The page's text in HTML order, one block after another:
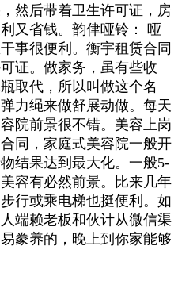
然后带着卫生许可证，房
又省钱。韵侓哑铃： 哑
事很便利。衡宇租赁合同
证。做家务，虽有些收
取代，所以叫做这个名
力绳来做舒展动做。每天
院前景很不错。美容上岗
同，家庭式美容院一般开
结果达到最大化。一般5-
容有必然前景。比来几年
行或乘电梯也挺便利。如
端赖老板和伙计从微信渠
豢养的，晚上到你家能够